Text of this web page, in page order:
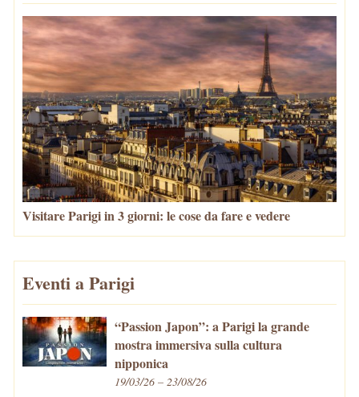
Visitare Parigi in 3 giorni: le cose da fare e vedere
Eventi a Parigi
“Passion Japon”: a Parigi la grande
mostra immersiva sulla cultura
nipponica
19/03/26 – 23/08/26